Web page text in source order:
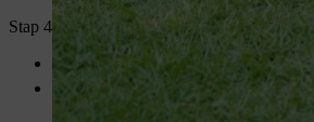
Stap 4: een perkrand schrapen of de grond
Om een Engelse gazonrand te
De Engelse gazonrand meerdere
of een grasschaar nasnijden – indien